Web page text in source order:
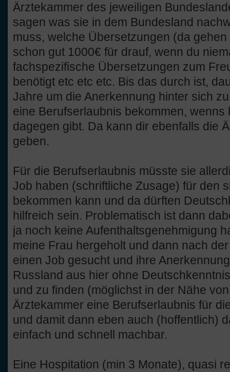
Ärztekammer des jeweiligen
sagen was sie in dem Bundesland
muss, welche Übersetzungen (da
schon gut 1000€ für drauf, wenn du
fachspezifische Übersetzungen zum
benötigt etc etc etc. Bis das durch ist,
Jahre um die Anerkennung hinter sich
eine Berufserlaubnis bekommen,
dagegen gibt. Da kann dir ebenfalls die
geben.
Für die Berufserlaubnis müsste sie
Job haben (schriftliche Zusage) für den
bekommen kann und da dürften
hilfreich sein. Problematisch ist dann
ja noch keine Aufenthaltsgenehmigung
meine Frau hergeholt und dann nach
einen Job gesucht und ihre
Russland aus hier ohne
und zu finden (möglichst in der Nähe
Ärztekammer eine Berufserlaubnis für
und damit dann eben auch (hoffentlich)
einfach und schnell machbar.
Eine Hospitation (min 3 Monate), quasi